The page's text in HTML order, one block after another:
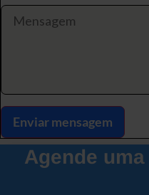
Enviar mensagem
Agende